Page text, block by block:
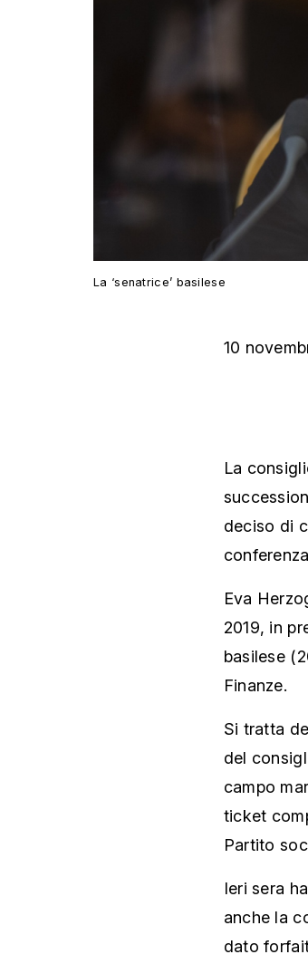
La ‘senatrice’ basilese
10
La
deciso di
Eva
2019, in
basilese
Finanze.
Si tratta
del
campo
ticket
Partito
Ieri sera
anche la
dato